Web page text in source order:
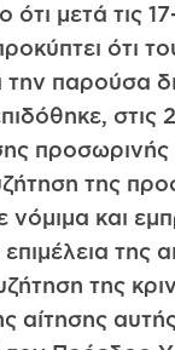
ότι μετά
ότι
την παρούσα
προσωρινής
της
και
της
της
αίτησης